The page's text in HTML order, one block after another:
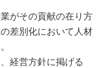
がその貢献の在り方
差別化において人材
経営方針に掲げる